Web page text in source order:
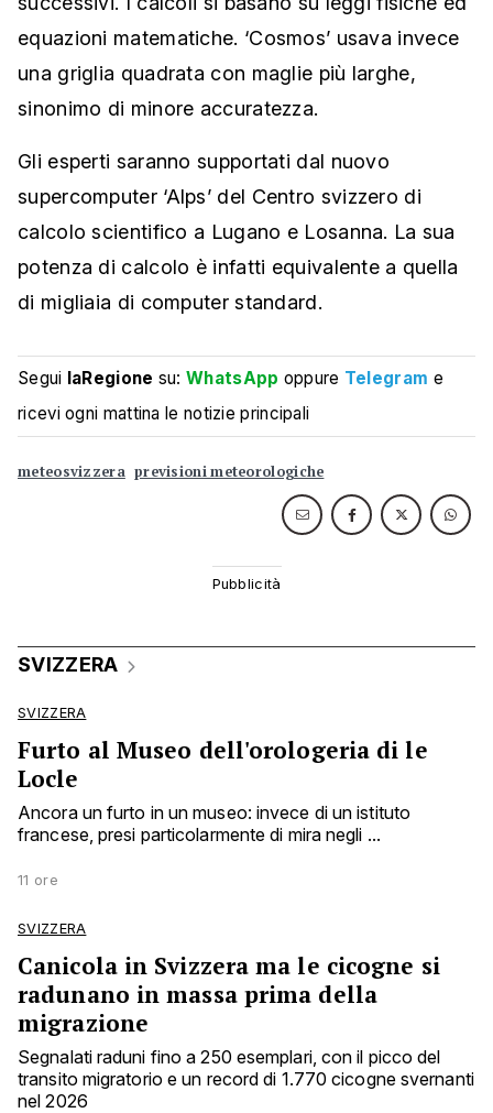
equazioni matematiche. ‘Cosmos’ usava invece
una griglia quadrata con maglie più larghe,
sinonimo di minore accuratezza.
Gli esperti saranno supportati dal nuovo
supercomputer ‘Alps’ del Centro svizzero di
calcolo scientifico a Lugano e Losanna. La sua
potenza di calcolo è infatti equivalente a quella
di migliaia di computer standard.
Segui laRegione su:WhatsApp oppure Telegram e
ricevi ogni mattina le notizie principali
meteosvizzera previsioni meteorologiche
SVIZZERA
SVIZZERA
Furto al Museo dell'orologeria di le
Locle
Ancora un furto in un museo: invece di un istituto
francese, presi particolarmente di mira negli ...
11 ore
SVIZZERA
Canicola in Svizzera ma le cicogne si
radunano in massa prima della
migrazione
Segnalati raduni fino a 250 esemplari, con il picco del
transito migratorio e un record di 1.770 cicogne svernanti
nel 2026